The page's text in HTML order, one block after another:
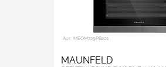
Арт. MEOM729PB201
MAUNFELD